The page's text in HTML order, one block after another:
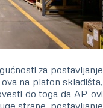
za postavljanje
na plafon skladišta,
do toga da AP-ovi